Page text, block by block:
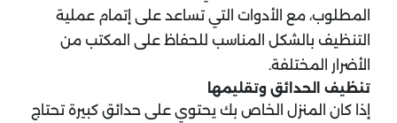
المطلوب، مع الأدوات التي تساعد على إتمام عملية
التنظيف بالشكل المناسب للحفاظ على المكتب من
الأضرار المختلفة.
تنظيف الحدائق وتقليمها
إذا كان المنزل الخاص بك يحتوي على حدائق كبيرة تحتاج